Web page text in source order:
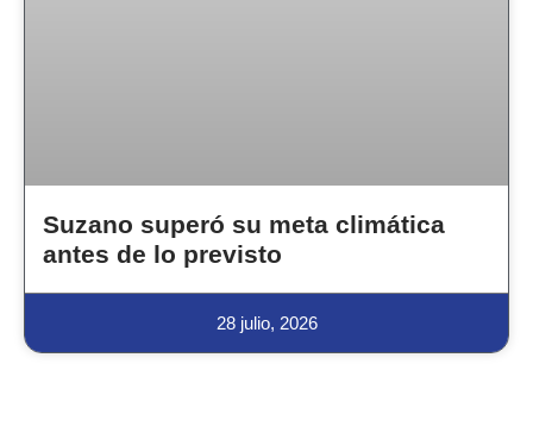
Suzano superó su meta climática
antes de lo previsto
28 julio, 2026